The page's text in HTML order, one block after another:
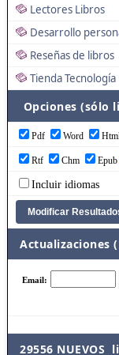
Lectores Libros
Desarrollo
Reseñas de libros
Tienda Tecnología
Opciones (sólo
Pdf Word
Rtf Chm Epub
Incluir idiomas
Actualizaciones
29556 NUEVOS